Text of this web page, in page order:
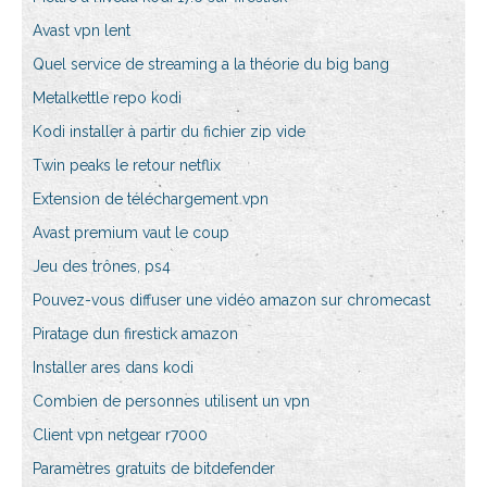
Avast vpn lent
Quel service de streaming a la théorie du big bang
Metalkettle repo kodi
Kodi installer à partir du fichier zip vide
Twin peaks le retour netflix
Extension de téléchargement vpn
Avast premium vaut le coup
Jeu des trônes, ps4
Pouvez-vous diffuser une vidéo amazon sur chromecast
Piratage dun firestick amazon
Installer ares dans kodi
Combien de personnes utilisent un vpn
Client vpn netgear r7000
Paramètres gratuits de bitdefender